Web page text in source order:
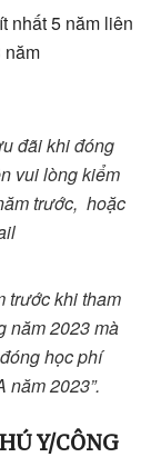
nhất 5 năm liên
năm
đãi khi đóng
vui lòng kiểm
trước, hoặc
trước khi tham
năm 2023 mà
học phí
năm 2023”.
Y/CÔNG